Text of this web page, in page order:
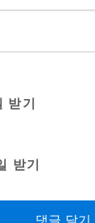
받기
받기